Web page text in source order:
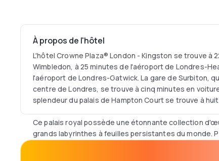
À propos de l'hôtel
L'hôtel Crowne Plaza® London - Kingston se trouve à
Wimbledon, à 25 minutes de l'aéroport de Londres-
l'aéroport de Londres-Gatwick. La gare de Surbiton,
centre de Londres, se trouve à cinq minutes en
splendeur du palais de Hampton Court se trouve à
Ce palais royal possède une étonnante collection
grands labyrinthes à feuilles persistantes du monde.
minutes. Sa promenade dans les arbres est une